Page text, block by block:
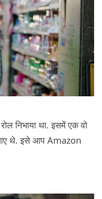
निभाया था. इसमें एक वो
थे. इसे आप Amazon